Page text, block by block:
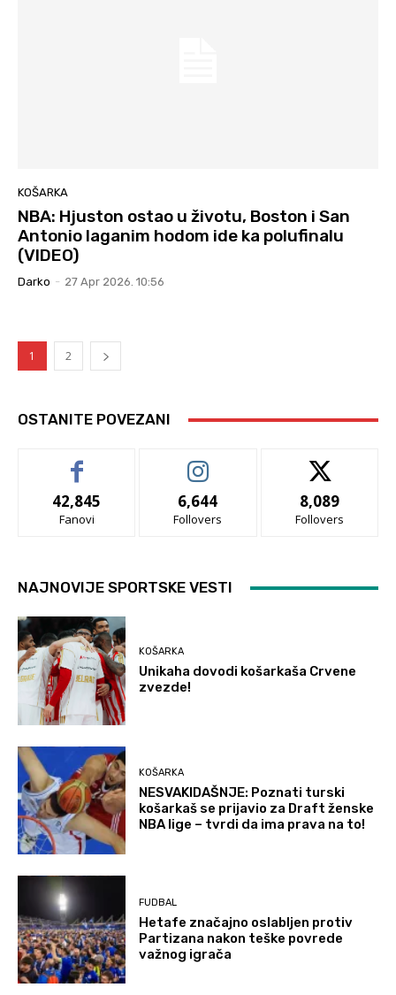
KOŠARKA
NBA: Hjuston ostao u životu, Boston i San
Antonio laganim hodom ide ka polufinalu
(VIDEO)
Darko - 27 Apr 2026. 10:56
1 2
OSTANITE POVEZANI
42,845
Fanovi
6,644
Follovers
8,089
Follovers
NAJNOVIJE SPORTSKE VESTI
KOŠARKA
Unikaha dovodi košarkaša Crvene
zvezde!
KOŠARKA
NESVAKIDAŠNJE: Poznati turski
košarkaš se prijavio za Draft ženske
NBA lige – tvrdi da ima prava na to!
FUDBAL
Hetafe značajno oslabljen protiv
Partizana nakon teške povrede
važnog igrača